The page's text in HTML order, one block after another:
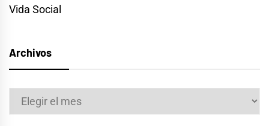
Vida Social
Archivos
Archivos